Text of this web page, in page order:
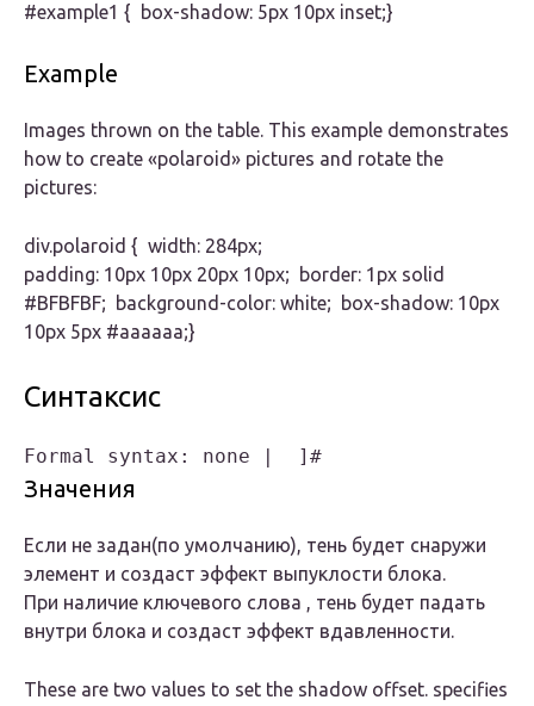
#example1 { box-shadow: 5px 10px inset;}
Example
Images thrown on the table. This example demonstrates
how to create «polaroid» pictures and rotate the
pictures:
div.polaroid { width: 284px;
padding: 10px 10px 20px 10px; border: 1px solid
#BFBFBF; background-color: white; box-shadow: 10px
10px 5px #aaaaaa;}
Синтаксис
Formal syntax: none |  ]#
Значения
Если не задан(по умолчанию), тень будет снаружи
элемент и создаст эффект выпуклости блока.
При наличие ключевого слова , тень будет падать
внутри блока и создаст эффект вдавленности.
These are two values to set the shadow offset. specifies